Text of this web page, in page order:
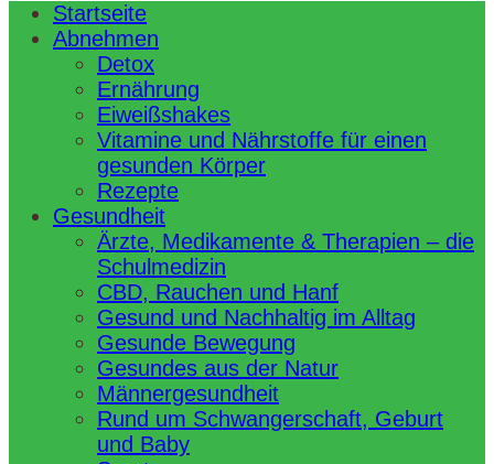
Startseite
Abnehmen
Detox
Ernährung
Eiweißshakes
Vitamine und Nährstoffe für einen
gesunden Körper
Rezepte
Gesundheit
Ärzte, Medikamente & Therapien – die
Schulmedizin
CBD, Rauchen und Hanf
Gesund und Nachhaltig im Alltag
Gesunde Bewegung
Gesundes aus der Natur
Männergesundheit
Rund um Schwangerschaft, Geburt
und Baby